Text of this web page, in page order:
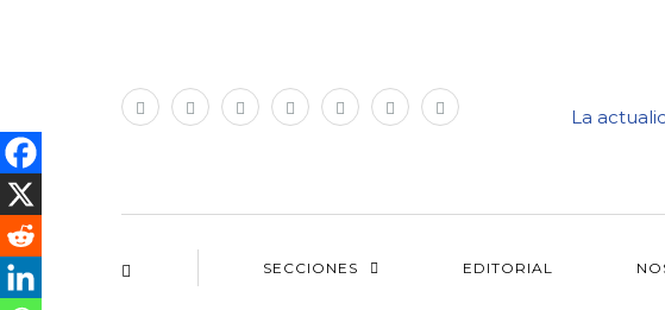
La
SECCIONES EDITORIAL